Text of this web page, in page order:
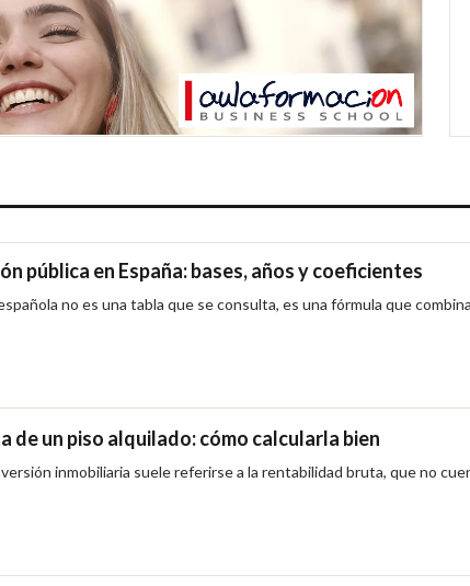
pública en España: bases, años y coeficientes
no es una tabla que se consulta, es una fórmula que
de un piso alquilado: cómo calcularla bien
inmobiliaria suele referirse a la rentabilidad bruta, que no